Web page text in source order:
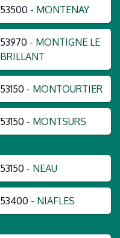
53500 - MONTENAY
53970 - MONTIGNE LE
BRILLANT
53150 - MONTOURTIER
53150 - MONTSURS
53150 - NEAU
53400 - NIAFLES